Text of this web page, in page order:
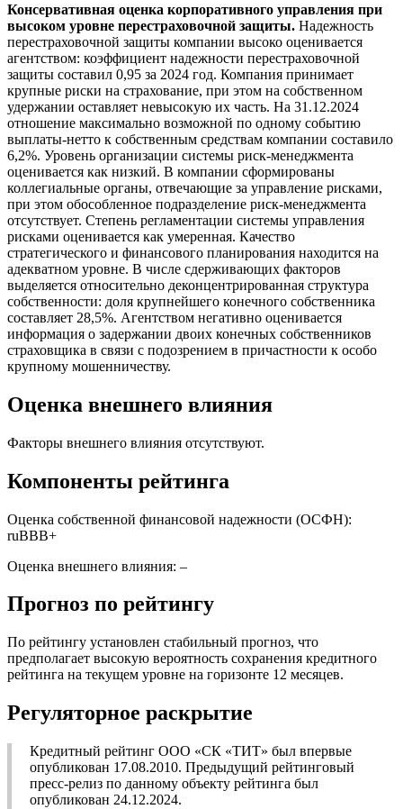
Консервативная оценка корпоративного управления при
высоком уровне перестраховочной защиты. Надежность
перестраховочной защиты компании высоко оценивается
агентством: коэффициент надежности перестраховочной
защиты составил 0,95 за 2024 год. Компания принимает
крупные риски на страхование, при этом на собственном
удержании оставляет невысокую их часть. На 31.12.2024
отношение максимально возможной по одному событию
выплаты-нетто к собственным средствам компании составило
6,2%. Уровень организации системы риск-менеджмента
оценивается как низкий. В компании сформированы
коллегиальные органы, отвечающие за управление рисками,
при этом обособленное подразделение риск-менеджмента
отсутствует. Степень регламентации системы управления
рисками оценивается как умеренная. Качество
стратегического и финансового планирования находится на
адекватном уровне. В числе сдерживающих факторов
выделяется относительно деконцентрированная структура
собственности: доля крупнейшего конечного собственника
составляет 28,5%. Агентством негативно оценивается
информация о задержании двоих конечных собственников
страховщика в связи с подозрением в причастности к особо
крупному мошенничеству.
Оценка внешнего влияния
Факторы внешнего влияния отсутствуют.
Компоненты рейтинга
Оценка собственной финансовой надежности (ОСФН):
ruВВВ+
Оценка внешнего влияния: –
Прогноз по рейтингу
По рейтингу установлен стабильный прогноз, что
предполагает высокую вероятность сохранения кредитного
рейтинга на текущем уровне на горизонте 12 месяцев.
Регуляторное раскрытие
Кредитный рейтинг ООО «СК «ТИТ» был впервые
опубликован 17.08.2010. Предыдущий рейтинговый
пресс-релиз по данному объекту рейтинга был
опубликован 24.12.2024.